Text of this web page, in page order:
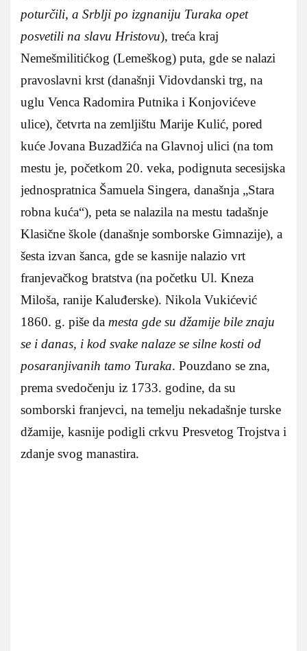
poturčili, a Srblјi po izgnaniju Turaka opet
posvetili na slavu Hristovu), treća kraj
Nemešmilitićkog (Lemeškog) puta, gde se nalazi
pravoslavni krst (današnji Vidovdanski trg, na
uglu Venca Radomira Putnika i Konjovićeve
ulice), četvrta na zemlјištu Marije Kulić, pored
kuće Jovana Buzadžića na Glavnoj ulici (na tom
mestu je, početkom 20. veka, podignuta secesijska
jednospratnica Šamuela Singera, današnja „Stara
robna kuća“), peta se nalazila na mestu tadašnje
Klasične škole (današnje somborske Gimnazije), a
šesta izvan šanca, gde se kasnije nalazio vrt
franjevačkog bratstva (na početku Ul. Kneza
Miloša, ranije Kaluđerske). Nikola Vukićević
1860. g. piše da mesta gde su džamije bile znaju
se i danas, i kod svake nalaze se silne kosti od
posaranjivanih tamo Turaka. Pouzdano se zna,
prema svedočenju iz 1733. godine, da su
somborski franjevci, na temelju nekadašnje turske
džamije, kasnije podigli crkvu Presvetog Trojstva i
zdanje svog manastira.